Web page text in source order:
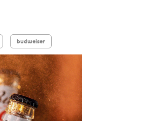
budweiser